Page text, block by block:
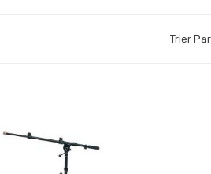
Trier